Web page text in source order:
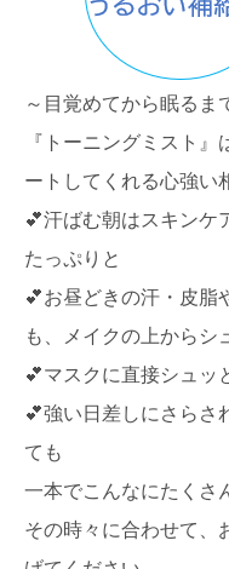
～目覚めてから眠るま
『トーニングミスト
ートしてくれる心強い
💕汗ばむ朝はスキンケ
たっぷりと
💕お昼どきの汗・皮脂
も、メイクの上からシ
💕マスクに直接シュッ
💕強い日差しにさらさ
ても
一本でこんなにたくさ
その時々に合わせて、